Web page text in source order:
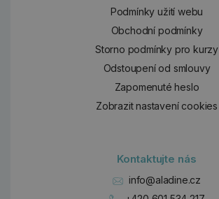
Podmínky užití webu
Obchodní podmínky
Storno podmínky pro kurzy
Odstoupení od smlouvy
Zapomenuté heslo
Zobrazit nastavení cookies
Kontaktujte nás
info@aladine.cz